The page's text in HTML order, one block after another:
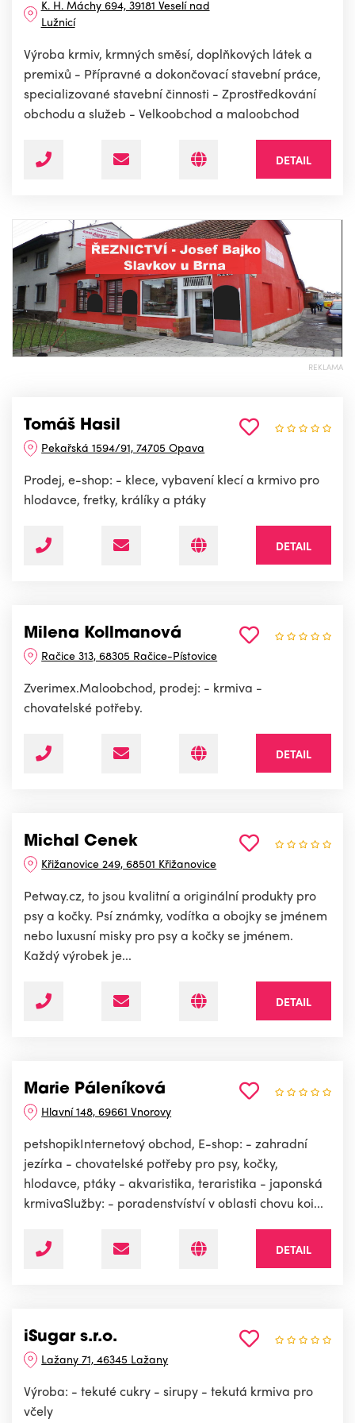
K. H. Máchy 694, 39181 Veselí nad
Lužnicí
Výroba krmiv, krmných směsí, doplňkových látek a
premixů - Přípravné a dokončovací stavební práce,
specializované stavební činnosti - Zprostředkování
obchodu a služeb - Velkoobchod a maloobchod
DETAIL
REKLAMA
Tomáš Hasil
Pekařská 1594/91, 74705 Opava
Prodej, e-shop: - klece, vybavení klecí a krmivo pro
hlodavce, fretky, králíky a ptáky
DETAIL
Milena Kollmanová
Račice 313, 68305 Račice-Pístovice
Zverimex.Maloobchod, prodej: - krmiva -
chovatelské potřeby.
DETAIL
Michal Cenek
Křižanovice 249, 68501 Křižanovice
Petway.cz, to jsou kvalitní a originální produkty pro
psy a kočky. Psí známky, vodítka a obojky se jménem
nebo luxusní misky pro psy a kočky se jménem.
Každý výrobek je...
DETAIL
Marie Páleníková
Hlavní 148, 69661 Vnorovy
petshopikInternetový obchod, E-shop: - zahradní
jezírka - chovatelské potřeby pro psy, kočky,
hlodavce, ptáky - akvaristika, teraristika - japonská
krmivaSlužby: - poradenstvíství v oblasti chovu koi...
DETAIL
iSugar s.r.o.
Lažany 71, 46345 Lažany
Výroba: - tekuté cukry - sirupy - tekutá krmiva pro
včely